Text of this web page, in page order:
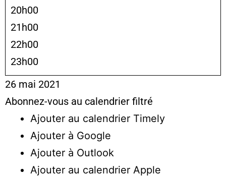
20h00
21h00
22h00
23h00
26 mai 2021
Abonnez-vous au calendrier filtré
Ajouter au calendrier Timely
Ajouter à Google
Ajouter à Outlook
Ajouter au calendrier Apple